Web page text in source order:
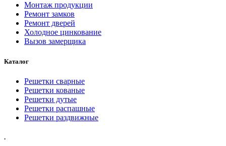
Монтаж продукции
Ремонт замков
Ремонт дверей
Холодное цинкование
Вызов замерщика
Каталог
Решетки сварные
Решетки кованые
Решетки дутые
Решетки распашные
Решетки раздвижные
.